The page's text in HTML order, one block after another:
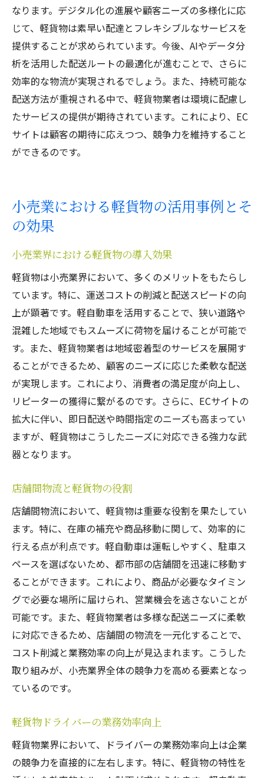
なります。デジタル化の進展や顧客ニーズの多様化に応
じて、軽貨物は素早い配達とフレキシブルなサービスを
提供することが求められています。今後、AIやデータ分
析を活用した配送ルートの最適化が進むことで、さらに
効率的な物流が実現されるでしょう。また、持続可能な
配送方法が重視される中で、軽貨物業者は環境に配慮し
たサービスの提供が期待されています。これにより、EC
サイトは顧客の期待に応えつつ、競争力を維持すること
ができるのです。
小売業における軽貨物の活用事例とそ
の効果
小売業界における軽貨物の導入効果
軽貨物は小売業界において、多くのメリットをもたらし
ています。特に、運送コストの削減と配送スピードの向
上が顕著です。軽自動車を活用することで、狭い道路や
混雑した地域でもスムーズに荷物を届けることが可能で
す。また、軽貨物業者は地域密着型のサービスを展開す
ることができるため、顧客のニーズに応じた柔軟な配送
が実現します。これにより、消費者の満足度が向上し、
リピーターの獲得に繋がるのです。さらに、ECサイトの
拡大に伴い、即日配送や時間指定のニーズも高まってい
ますが、軽貨物はこうしたニーズに対応できる強力な武
器となります。
店舗間物流と軽貨物の役割
店舗間物流において、軽貨物は重要な役割を果たしてい
ます。特に、在庫の補充や商品移動に関して、効率的に
行える点が利点です。軽自動車は運転しやすく、駐車ス
ペースを選ばないため、都市部の店舗間を迅速に移動す
ることができます。これにより、商品が必要なタイミン
グで必要な場所に届けられ、営業機会を逃さないことが
可能です。また、軽貨物業者は多様な配送ニーズに柔軟
に対応できるため、店舗間の物流を一元化することで、
コスト削減と業務効率の向上が見込まれます。こうした
取り組みが、小売業界全体の競争力を高める要素となっ
ているのです。
軽貨物ドライバーの業務効率向上
軽貨物業界において、ドライバーの業務効率向上は企業
の競争力を直接的に左右します。特に、軽貨物の特性を